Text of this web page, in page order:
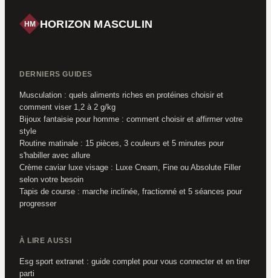
HM HORIZON MASCULIN
DERNIERS GUIDES
Musculation : quels aliments riches en protéines choisir et
comment viser 1,2 à 2 g/kg
Bijoux fantaisie pour homme : comment choisir et affirmer votre
style
Routine matinale : 15 pièces, 3 couleurs et 5 minutes pour
s'habiller avec allure
Crème caviar luxe visage : Luxe Cream, Fine ou Absolute Filler
selon votre besoin
Tapis de course : marche inclinée, fractionné et 5 séances pour
progresser
À LIRE AUSSI
Esg sport extranet : guide complet pour vous connecter et en tirer
parti